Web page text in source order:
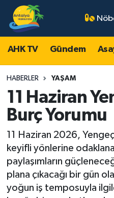
AHK TV Gündem
HABERLER YAŞAM
11 Haziran
Burç Yorumu
11 Haziran 2026,
keyifli yönlerine
paylaşımların
plana çıkacağı bir gün
yoğun iş temposuyla
AHK TV
Gündem
Asayiş
Turizm
Yaşam
Magazin
Ekonomi
Antalya Nöbetçi
Antalya Hava
Antalya Namaz
Antalya Trafik
Süper Lig Puan
Tüm Manşetler
Son Dakika Haberleri